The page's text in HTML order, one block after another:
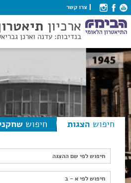
צרו קשר
ארכיון
בנדיבות: עדנה וארנן
חיפוש הצגות חיפוש
חיפוש לפי שם ההצגה
חיפוש לפי א - ב
חיפוש לפי א - ב